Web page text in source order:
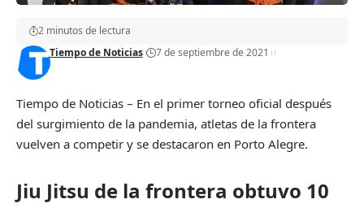
Tiempo de Noticias 7 de septiembre de 2021
2 minutos de lectura
Tiempo de Noticias – En el primer torneo oficial después
del surgimiento de la pandemia, atletas de la frontera
vuelven a competir y se destacaron en Porto Alegre.
Jiu Jitsu de la frontera obtuvo 10